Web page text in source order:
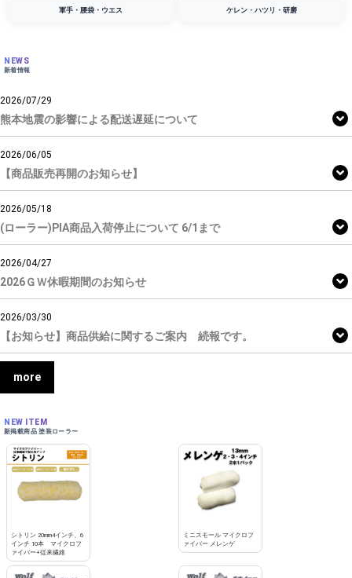
軍手・腰袋・ウエス ケレン・ハツリ・研磨
NEWS
新着情報
2026/07/29
熊本地震の影響による配送遅延について
2026/06/05
【商品販売再開のお知らせ】
2026/05/18
(ローラー)PIA商品入荷停止について 6/1まで
2026/04/27
2026ＧＷ休暇期間のお知らせ
2026/03/30
【お知らせ】商品供給に関するご案内 続報です。
more
NEW ITEM
新掲載商品 塗装ローラー
シトリン 20mm4インチ、6
インチ 10本 マイクロフ
ァイバー+従来繊維
ミニスモール マイクロフ
ァイバー メレンゲ